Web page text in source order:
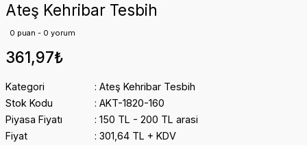
Ateş Kehribar Tesbih
0 puan - 0 yorum
361,97₺
Kategori
Ateş Kehribar Tesbih
Stok Kodu
AKT-1820-160
Piyasa Fiyatı
150 TL - 200 TL arasi
Fiyat
301,64 TL + KDV